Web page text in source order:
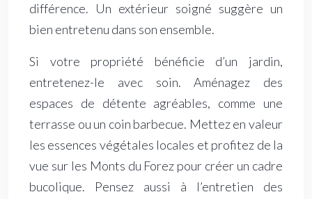
différence. Un extérieur soigné suggère un
bien entretenu dans son ensemble.
Si votre propriété bénéficie d’un jardin,
entretenez-le avec soin. Aménagez des
espaces de détente agréables, comme une
terrasse ou un coin barbecue. Mettez en valeur
les essences végétales locales et profitez de la
vue sur les Monts du Forez pour créer un cadre
bucolique. Pensez aussi à l’entretien des